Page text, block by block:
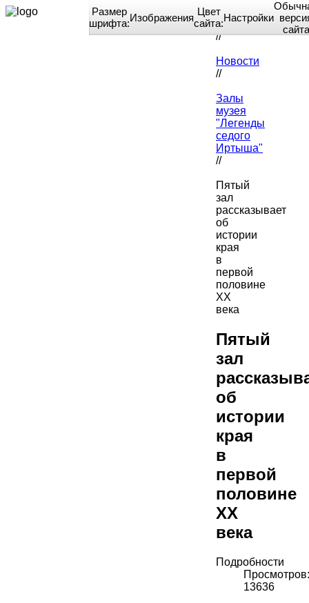
Home
//
Новости
//
Залы
музея
"Легенды
седого
Иртыша"
//
Пятый
зал
рассказывает
об
истории
края
в
первой
половине
XX
века
Пятый
зал
об
истории
края
в
первой
половине
XX
века
Подробности
Просмотров:
13636
Размер
шрифта:Изображения
Цвет
сайта:Настройки
сайта